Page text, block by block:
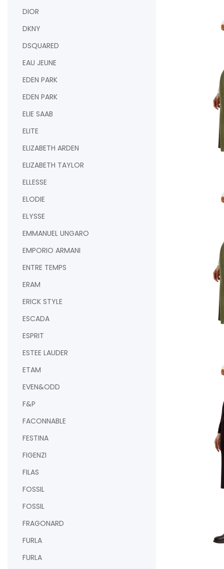
DIOR
DKNY
DSQUARED
EAU JEUNE
EDEN PARK
EDEN PARK
ELIE SAAB
ELITE
ELIZABETH ARDEN
ELIZABETH TAYLOR
ELLESSE
ELODIE
ELYSSE
EMMANUEL UNGARO
EMPORIO ARMANI
ENTRE TEMPS
ERAM
ERICK STYLE
ESCADA
ESPRIT
ESTEE LAUDER
ETAM
EVEN&ODD
F&P
FACONNABLE
FESTINA
FIGENZI
FILAS
FOSSIL
FOSSIL
FRAGONARD
FURLA
FURLA